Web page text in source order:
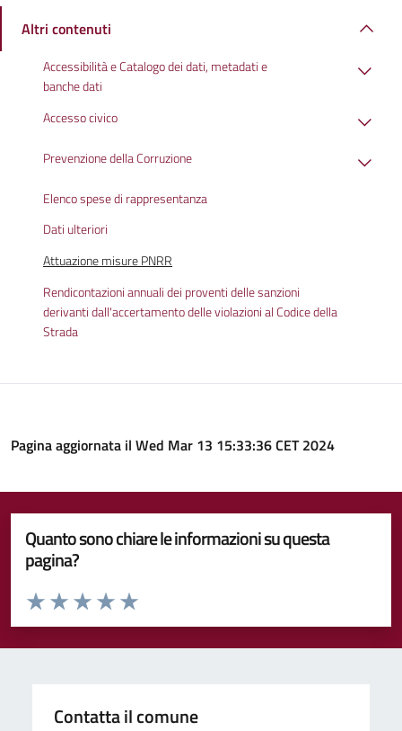
Altri contenuti
Accessibilità e Catalogo dei dati, metadati e
banche dati
Accesso civico
Prevenzione della Corruzione
Elenco spese di rappresentanza
Dati ulteriori
Attuazione misure PNRR
Rendicontazioni annuali dei proventi delle sanzioni
derivanti dall'accertamento delle violazioni al Codice della
Strada
Pagina aggiornata il Wed Mar 13 15:33:36 CET 2024
Quanto sono chiare le informazioni su questa
pagina?
Valuta da 1 a 5 stelle la pagina
Valuta 5 stelle su 5
Valuta 4 stelle su 5
Valuta 3 stelle su 5
Valuta 2 stelle su 5
Valuta 1 stelle su 5
Contatta il comune